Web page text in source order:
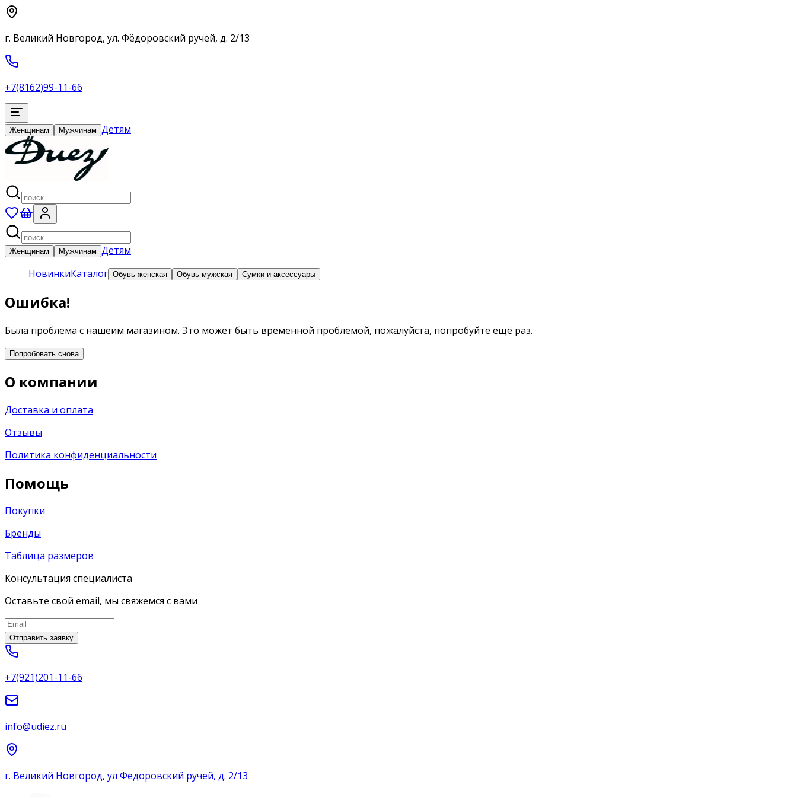
г. Великий Новгород, ул. Фёдоровский ручей, д. 2/13
+7(8162)99-11-66
Женщинам Мужчинам Детям
Женщинам Мужчинам Детям
НовинкиКаталог Обувь женская Обувь мужская Сумки и аксессуары
Ошибка!
Была проблема с нашеим магазином. Это может быть временной проблемой, пожалуйста, попробуйте ещё раз.
Попробовать снова
О компании
Доставка и оплата
Отзывы
Политика конфиденциальности
Помощь
Покупки
Бренды
Таблица размеров
Консультация специалиста
Оставьте свой email, мы свяжемся с вами
Отправить заявку
+7(921)201-11-66
info@udiez.ru
г. Великий Новгород, ул Федоровский ручей, д. 2/13